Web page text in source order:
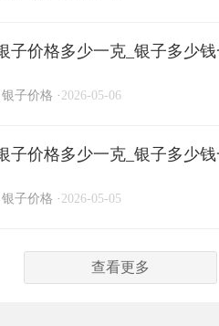
子价格多少一克_银子多少
银子价格 · 2026-05-06
子价格多少一克_银子多少
银子价格 · 2026-05-05
查看更多